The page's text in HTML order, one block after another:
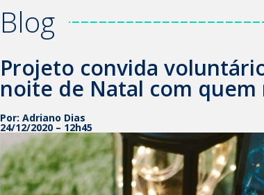
Blog
Projeto convida
noite de Natal com
Por: Adriano Dias
24/12/2020 – 12h45